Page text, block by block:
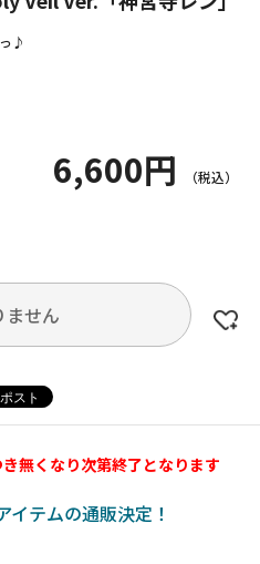
♪
6,600円
ません
無くなり次第終了となります
イテムの通販決定！